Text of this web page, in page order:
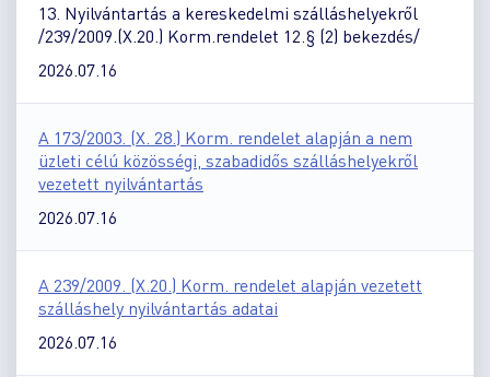
13. Nyilvántartás a kereskedelmi szálláshelyekről
/239/2009.(X.20.) Korm.rendelet 12.§ (2) bekezdés/
2026.07.16
A 173/2003. (X. 28.) Korm. rendelet alapján a nem
üzleti célú közösségi, szabadidős szálláshelyekről
vezetett nyilvántartás
2026.07.16
A 239/2009. (X.20.) Korm. rendelet alapján vezetett
szálláshely nyilvántartás adatai
2026.07.16